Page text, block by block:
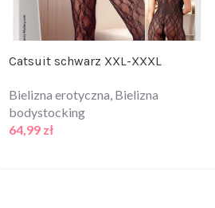
Catsuit schwarz XXL-XXXL
Bielizna erotyczna, Bielizna
bodystocking
64,99 zł